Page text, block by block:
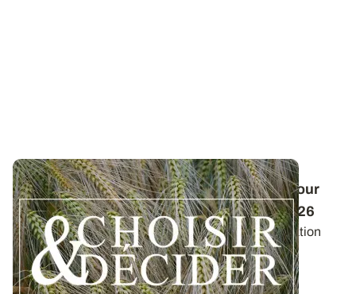
Conduite des orges d'hiver : des guides pour
réussir ses interventions au printemps 2026
Retrouvez les préconisations en matière de fertilisation
azotée et de protection des orges...
12 DÉC. 2025